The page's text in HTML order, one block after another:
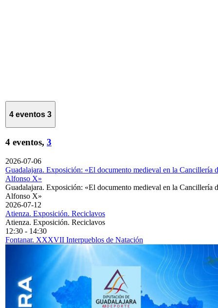
4 eventos 3
4 eventos, 3
2026-07-06
Guadalajara. Exposición: «El documento medieval en la Cancillería
Alfonso X»
Guadalajara. Exposición: «El documento medieval en la Cancillería
Alfonso X»
2026-07-12
Atienza. Exposición. Reciclavos
Atienza. Exposición. Reciclavos
12:30 - 14:30
Fontanar. XXXVII Interpueblos de Natación